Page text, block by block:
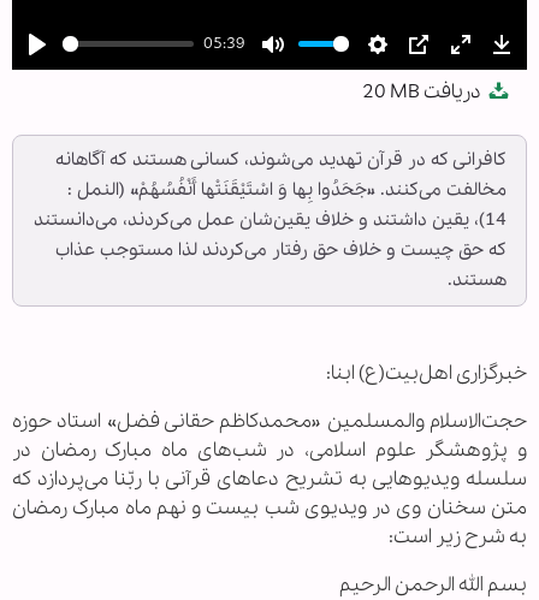
Play
05:39
Mute Settings
PIP Enter
دریافت 20 MB
کافرانی که در قرآن تهدید می‌شوند، کسانی هستند که آگاهانه
مخالفت می‌کنند. «جَحَدُوا بِها وَ اسْتَیْقَنَتْها أَنْفُسُهُمْ» (النمل :
14)، یقین داشتند و خلاف یقین‌شان عمل می‌کردند، می‌دانستند
که حق چیست و خلاف حق رفتار می‌کردند لذا مستوجب عذاب
هستند.
خبرگزاری اهل‌بیت(ع) ابنا:
حجت‌الاسلام والمسلمین «محمدکاظم حقانی فضل» استاد حوزه
و پژوهشگر علوم اسلامی، در شب‌های ماه مبارک رمضان در
سلسله ویدیوهایی به تشریح دعاهای قرآنی با ربّنا می‌پردازد که
متن سخنان وی در ویدیوی شب بیست و نهم ماه مبارک رمضان
به شرح زیر است:
بسم الله الرحمن الرحیم